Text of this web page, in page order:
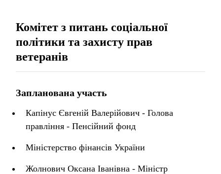
Комітет з питань соціальної
політики та захисту прав
ветеранів
Запланована участь
Капінус Євгеній Валерійович - Голова
правління - Пенсійний фонд
Міністерство фінансів України
Жолнович Оксана Іванівна - Міністр